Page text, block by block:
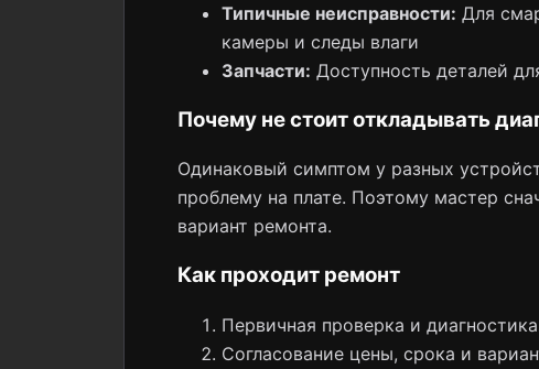
Типичные неисправности: Для
камеры и следы влаги
Запчасти: Доступность деталей
Почему не стоит откладывать
Одинаковый симптом у разных
проблему на плате. Поэтому мастер
вариант ремонта.
Как проходит ремонт
Первичная проверка и
Согласование цены, срока и